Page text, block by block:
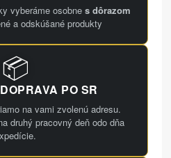
vyberáme osobne s dôrazom
a odskúšané produkty
📦
PO SR
na vami zvolenú adresu.
druhý pracovný deň odo dňa